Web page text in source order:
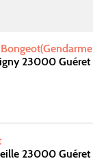
23000 Guéret
23000 Guéret